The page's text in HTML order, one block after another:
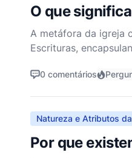
O que
A metáfora da igreja
Escrituras,
0 comentários
Natureza e Atributos
Por que